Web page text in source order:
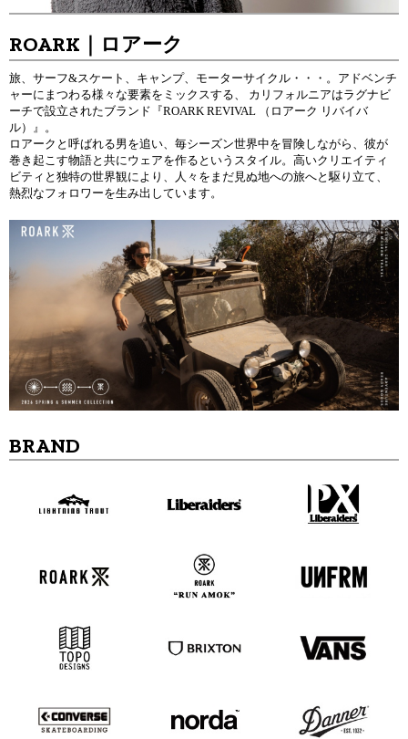
ROARK｜ロアーク
旅、サーフ&スケート、キャンプ、モーターサイクル・・・。アドベンチ
ャーにまつわる様々な要素をミックスする、 カリフォルニアはラグナビ
ーチで設立されたブランド『ROARK REVIVAL （ロアーク リバイバ
ル）』。
ロアークと呼ばれる男を追い、毎シーズン世界中を冒険しながら、彼が
巻き起こす物語と共にウェアを作るというスタイル。高いクリエイティ
ビティと独特の世界観により、人々をまだ見ぬ地への旅へと駆り立て、
熱烈なフォロワーを生み出しています。
BRAND